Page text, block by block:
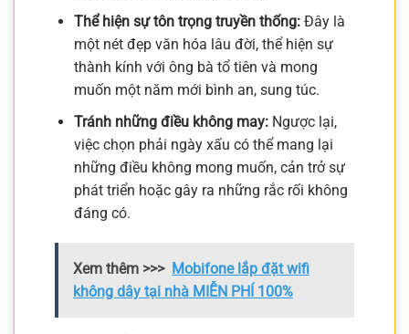
Thể hiện sự tôn trọng truyền thống:Đây là
một nét đẹp văn hóa lâu đời, thể hiện sự
thành kính với ông bà tổ tiên và mong
muốn một năm mới bình an, sung túc.
Tránh những điều không may:Ngược lại,
việc chọn phải ngày xấu có thể mang lại
những điều không mong muốn, cản trở sự
phát triển hoặc gây ra những rắc rối không
đáng có.
Xem thêm >>> Mobifone lắp đặt wifi
không dây tại nhà MIỄN PHÍ 100%